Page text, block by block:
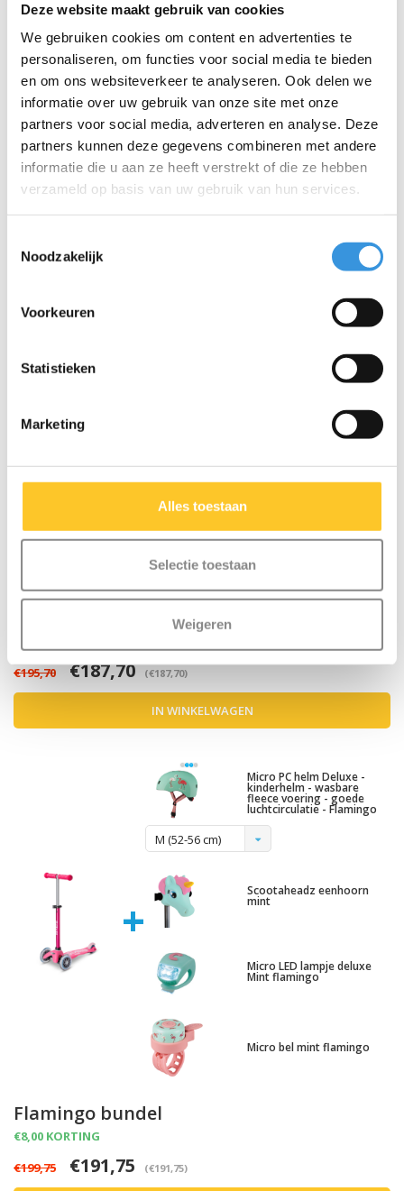
Deze website maakt gebruik van cookies
We gebruiken cookies om content en advertenties te
personaliseren, om functies voor social media te bieden
en om ons websiteverkeer te analyseren. Ook delen we
informatie over uw gebruik van onze site met onze
partners voor social media, adverteren en analyse. Deze
partners kunnen deze gegevens combineren met andere
informatie die u aan ze heeft verstrekt of die ze hebben
verzameld op basis van uw gebruik van hun services.
Noodzakelijk
Voorkeuren
Statistieken
Marketing
Alles toestaan
Selectie toestaan
Weigeren
€21,95 €10,95
Productbundel
kinderhelm - wasbare
Micro step linten
Roze eenhoorn bundel
€195,70
€187,70 (€187,70)
IN WINKELWAGEN
+
Micro PC helm Deluxe -
kinderhelm - wasbare
fleece voering - goede
luchtcirculatie - Flamingo
M (52-56 cm)
Scootaheadz eenhoorn
mint
Micro LED lampje deluxe
Mint flamingo
Micro bel mint flamingo
Flamingo bundel
€8,00 KORTING
€199,75
€191,75 (€191,75)